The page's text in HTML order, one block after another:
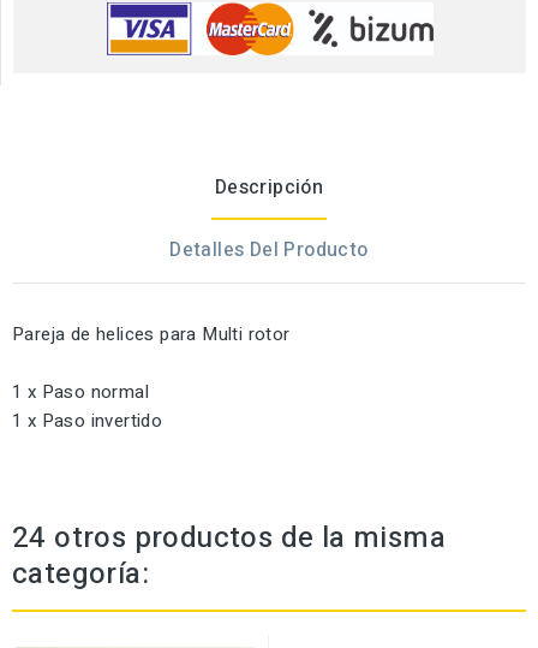
Descripción
Detalles Del Producto
Pareja de helices para Multi rotor
1 x Paso normal
1 x Paso invertido
24 otros productos de la misma
categoría: